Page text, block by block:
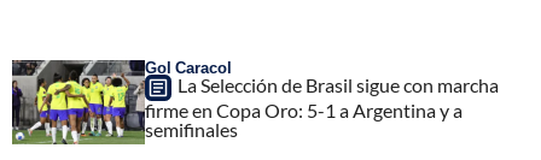
Gol Caracol
La Selección de Brasil sigue con marcha
firme en Copa Oro: 5-1 a Argentina y a
semifinales